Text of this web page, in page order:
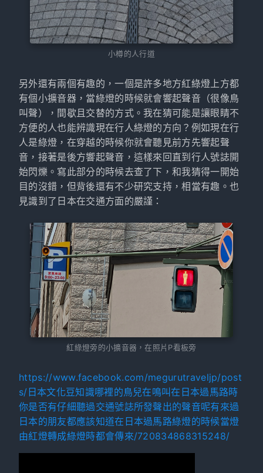
小樽的人行道
另外還有兩個有趣的，一個是許多地方紅綠燈上方都
有個小擴音器，當綠燈的時候就會響起聲音（很像鳥
叫聲），間歇且交替的方式。我在猜可能是讓眼睛不
方便的人也能辨識現在行人綠燈的方向？例如現在行
人是綠燈，在穿越的時候你就會聽見前方先響起聲
音，接著是後方響起聲音，這樣來回直到行人號誌開
始閃爍。寫此部分的時候去查了下，和我猜得一開始
目的沒錯，但背後還有不少研究支持，相當有趣。也
見識到了日本在交通方面的嚴謹：
紅綠燈旁的小擴音器，在照片P看板旁
https://www.facebook.com/megurutraveljp/post
s/日本文化豆知識哪裡的鳥兒在鳴叫在日本過馬路時
你是否有仔細聽過交通號誌所發聲出的聲音呢有來過
日本的朋友都應該知道在日本過馬路綠燈的時候當燈
由紅燈轉成綠燈時都會傳來/720834868315248/